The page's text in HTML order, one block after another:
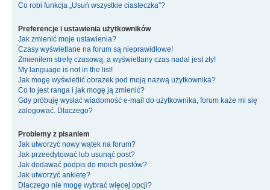
Co robi funkcja „Usuń wszystkie ciasteczka”?
Preferencje i ustawienia użytkowników
Jak zmienić moje ustawienia?
Czasy wyświetlane na forum są nieprawidłowe!
Zmieniłem strefę czasową, a wyświetlany czas nadal jest zły!
My language is not in the list!
Jak mogę wyświetlić obrazek pod moją nazwą użytkownika?
Co to jest ranga i jak mogę ją zmienić?
Gdy próbuję wysłać wiadomość e-mail do użytkownika, forum każe mi się
zalogować. Dlaczego?
Problemy z pisaniem
Jak utworzyć nowy wątek na forum?
Jak przeedytować lub usunąć post?
Jak dodawać podpis do moich postów?
Jak utworzyć ankietę?
Dlaczego nie mogę wybrać więcej opcji?